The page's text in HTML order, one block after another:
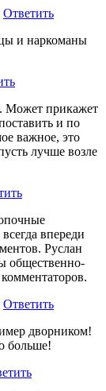
Ответить
и наркоманы
Может прикажет
и по
важное, это
лучше возле
впереди
Руслан
общественно-
Ответить
дворником!
больше!